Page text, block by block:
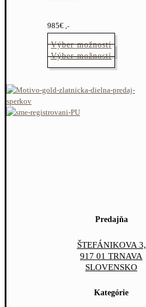
985€ ,-
Výber možností
Výber možností
produkt
viacero
Predajňa
ŠTEFÁNIKOVA 3,
917 01 TRNAVA
SLOVENSKO
Kategórie